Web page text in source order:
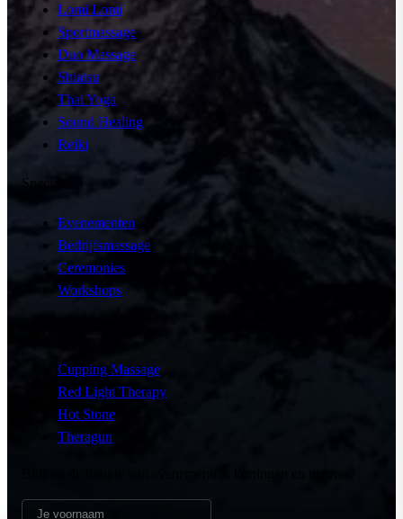
Lomi Lomi
Sportmassage
Duo Massage
Shiatsu
Thai Yoga
Sound Healing
Reiki
Specials
Evenementen
Bedrijfsmassage
Ceremonies
Workshops
Cupping Massage
Red Light Therapy
Hot Stone
Theragun